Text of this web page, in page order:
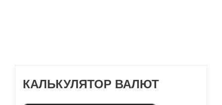
КАЛЬКУЛЯТОР ВАЛЮТ